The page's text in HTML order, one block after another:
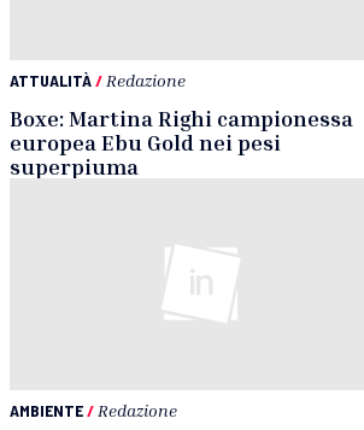
ATTUALITÀ/ Redazione
Boxe: Martina Righi campionessa
europea Ebu Gold nei pesi
superpiuma
AMBIENTE/ Redazione